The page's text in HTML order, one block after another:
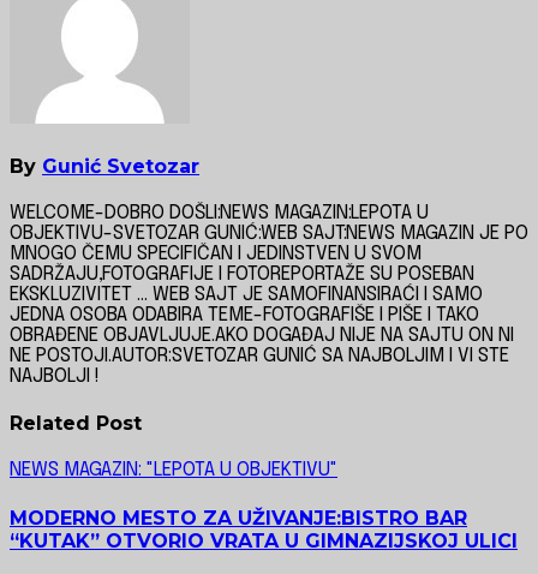
By Gunić Svetozar
WELCOME-DOBRO DOŠLI:NEWS MAGAZIN:LEPOTA U
OBJEKTIVU-SVETOZAR GUNIĆ:WEB SAJT:NEWS MAGAZIN JE PO
MNOGO ČEMU SPECIFIČAN I JEDINSTVEN U SVOM
SADRŽAJU,FOTOGRAFIJE I FOTOREPORTAŽE SU POSEBAN
EKSKLUZIVITET ... WEB SAJT JE SAMOFINANSIRAĆI I SAMO
JEDNA OSOBA ODABIRA TEME-FOTOGRAFIŠE I PIŠE I TAKO
OBRAĐENE OBJAVLJUJE.AKO DOGAĐAJ NIJE NA SAJTU ON NI
NE POSTOJI.AUTOR:SVETOZAR GUNIĆ SA NAJBOLJIM I VI STE
NAJBOLJI !
Related Post
NEWS MAGAZIN: "LEPOTA U OBJEKTIVU"
MODERNO MESTO ZA UŽIVANJE:BISTRO BAR
“KUTAK” OTVORIO VRATA U GIMNAZIJSKOJ ULICI